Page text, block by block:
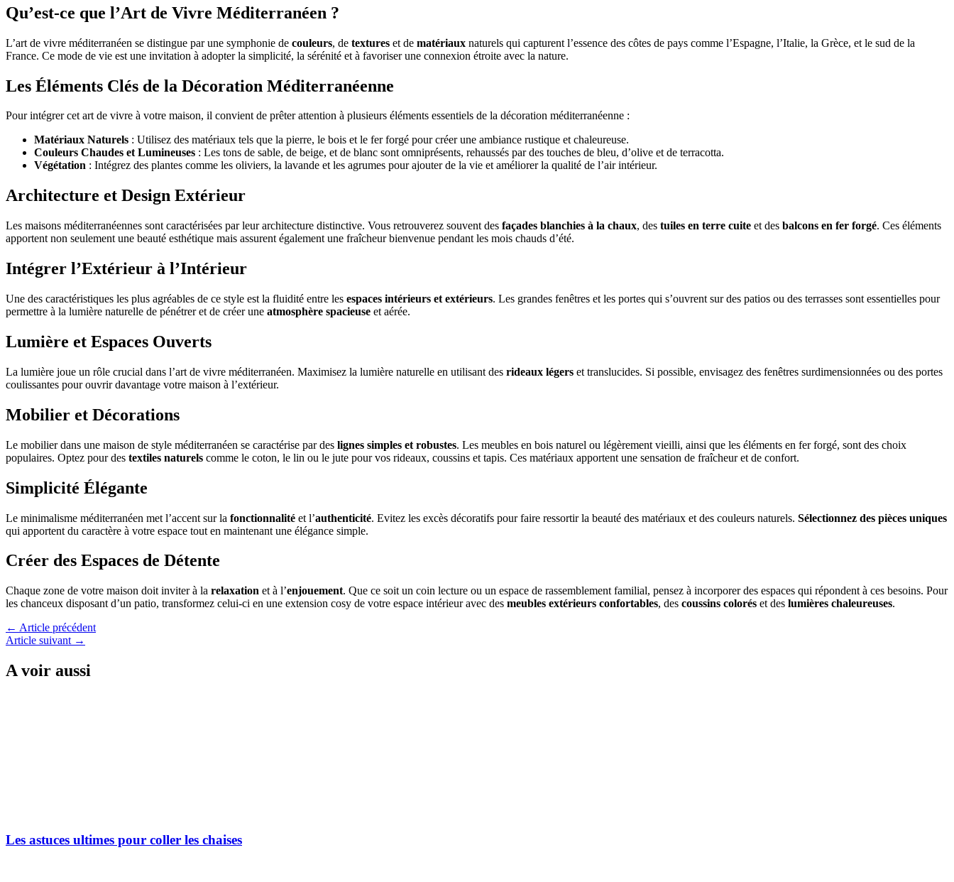
Qu’est-ce que l’Art de Vivre Méditerranéen ?
L’art de vivre méditerranéen se distingue par une symphonie de couleurs, de textures et de matériaux naturels qui capturent l’essence des côtes de pays comme l’Espagne, l’Italie, la Grèce, et le sud de la
France. Ce mode de vie est une invitation à adopter la simplicité, la sérénité et à favoriser une connexion étroite avec la nature.
Les Éléments Clés de la Décoration Méditerranéenne
Pour intégrer cet art de vivre à votre maison, il convient de prêter attention à plusieurs éléments essentiels de la décoration méditerranéenne :
Matériaux Naturels : Utilisez des matériaux tels que la pierre, le bois et le fer forgé pour créer une ambiance rustique et chaleureuse.
Couleurs Chaudes et Lumineuses : Les tons de sable, de beige, et de blanc sont omniprésents, rehaussés par des touches de bleu, d’olive et de terracotta.
Végétation : Intégrez des plantes comme les oliviers, la lavande et les agrumes pour ajouter de la vie et améliorer la qualité de l’air intérieur.
Architecture et Design Extérieur
Les maisons méditerranéennes sont caractérisées par leur architecture distinctive. Vous retrouverez souvent des façades blanchies à la chaux, des tuiles en terre cuite et des balcons en fer forgé. Ces éléments
apportent non seulement une beauté esthétique mais assurent également une fraîcheur bienvenue pendant les mois chauds d’été.
Intégrer l’Extérieur à l’Intérieur
Une des caractéristiques les plus agréables de ce style est la fluidité entre les espaces intérieurs et extérieurs. Les grandes fenêtres et les portes qui s’ouvrent sur des patios ou des terrasses sont essentielles pour
permettre à la lumière naturelle de pénétrer et de créer une atmosphère spacieuse et aérée.
Lumière et Espaces Ouverts
La lumière joue un rôle crucial dans l’art de vivre méditerranéen. Maximisez la lumière naturelle en utilisant des rideaux légers et translucides. Si possible, envisagez des fenêtres surdimensionnées ou des portes
coulissantes pour ouvrir davantage votre maison à l’extérieur.
Mobilier et Décorations
Le mobilier dans une maison de style méditerranéen se caractérise par des lignes simples et robustes. Les meubles en bois naturel ou légèrement vieilli, ainsi que les éléments en fer forgé, sont des choix
populaires. Optez pour des textiles naturels comme le coton, le lin ou le jute pour vos rideaux, coussins et tapis. Ces matériaux apportent une sensation de fraîcheur et de confort.
Simplicité Élégante
Le minimalisme méditerranéen met l’accent sur la fonctionnalité et l’authenticité. Evitez les excès décoratifs pour faire ressortir la beauté des matériaux et des couleurs naturels. Sélectionnez des pièces uniques
qui apportent du caractère à votre espace tout en maintenant une élégance simple.
Créer des Espaces de Détente
Chaque zone de votre maison doit inviter à la relaxation et à l’enjouement. Que ce soit un coin lecture ou un espace de rassemblement familial, pensez à incorporer des espaces qui répondent à ces besoins. Pour
les chanceux disposant d’un patio, transformez celui-ci en une extension cosy de votre espace intérieur avec des meubles extérieurs confortables, des coussins colorés et des lumières chaleureuses.
← Article précédent
Article suivant →
A voir aussi
Les astuces ultimes pour coller les chaises